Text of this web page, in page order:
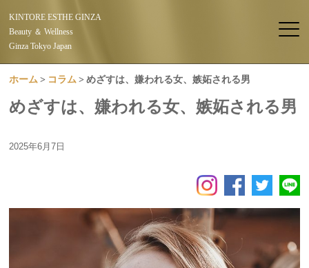
KINTORE ESTHE GINZA
Beauty ＆ Wellness
Ginza Tokyo Japan
ホーム コラム めざすは、嫌われる女、嫉妬される男
めざすは、嫌われる女、嫉妬される男
2025年6月7日